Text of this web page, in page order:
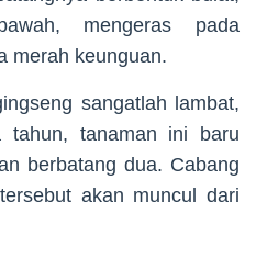
mengeras pada
merah keunguan.
sangatlah lambat,
tahun, tanaman ini baru
berbatang dua. Cabang
akan muncul dari